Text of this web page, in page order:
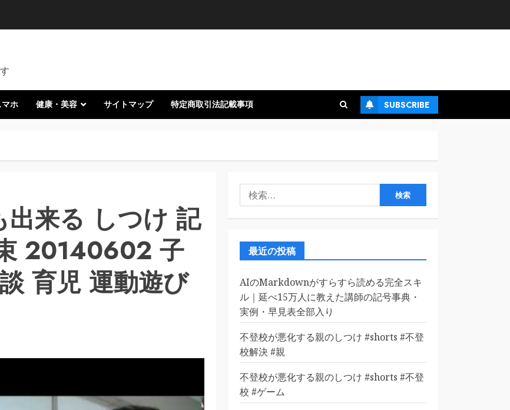
ホ 健康・美容 サイトマップ 特定商取引法記載事項 SUBSCRIBE
来る しつけ 記
20140602 子
育児 運動遊び
検
索:
最近の投稿
AIのMarkdownがすらすら読める完全スキ
ル｜延べ15万人に教えた講師の記号事典・
実例・早見表全部入り
不登校が悪化する親のしつけ #shorts #不登
校解決 #親
不登校が悪化する親のしつけ #shorts #不登
校 #ゲーム